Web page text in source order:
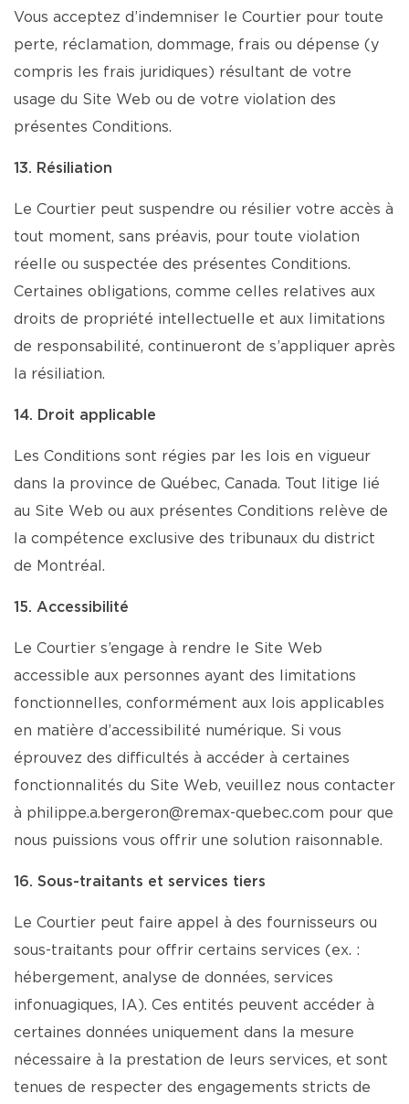
Vous acceptez d’indemniser le Courtier pour toute
perte, réclamation, dommage, frais ou dépense (y
compris les frais juridiques) résultant de votre
usage du Site Web ou de votre violation des
présentes Conditions.
13. Résiliation
Le Courtier peut suspendre ou résilier votre accès à
tout moment, sans préavis, pour toute violation
réelle ou suspectée des présentes Conditions.
Certaines obligations, comme celles relatives aux
droits de propriété intellectuelle et aux limitations
de responsabilité, continueront de s’appliquer après
la résiliation.
14. Droit applicable
Les Conditions sont régies par les lois en vigueur
dans la province de Québec, Canada. Tout litige lié
au Site Web ou aux présentes Conditions relève de
la compétence exclusive des tribunaux du district
de Montréal.
15. Accessibilité
Le Courtier s’engage à rendre le Site Web
accessible aux personnes ayant des limitations
fonctionnelles, conformément aux lois applicables
en matière d’accessibilité numérique. Si vous
éprouvez des difficultés à accéder à certaines
fonctionnalités du Site Web, veuillez nous contacter
à philippe.a.bergeron@remax-quebec.com pour que
nous puissions vous offrir une solution raisonnable.
16. Sous-traitants et services tiers
Le Courtier peut faire appel à des fournisseurs ou
sous-traitants pour offrir certains services (ex. :
hébergement, analyse de données, services
infonuagiques, IA). Ces entités peuvent accéder à
certaines données uniquement dans la mesure
nécessaire à la prestation de leurs services, et sont
tenues de respecter des engagements stricts de